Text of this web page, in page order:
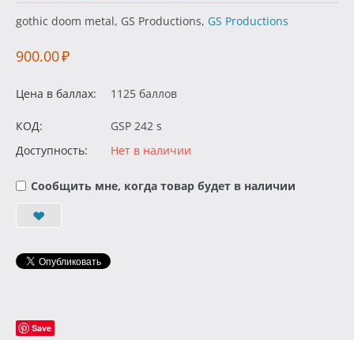
gothic doom metal, GS Productions, GS Productions
900.00₽
Цена в баллах: 1125 баллов
КОД:
GSP 242 s
Доступность:
Нет в наличии
Сообщить мне, когда товар будет в наличии
Save